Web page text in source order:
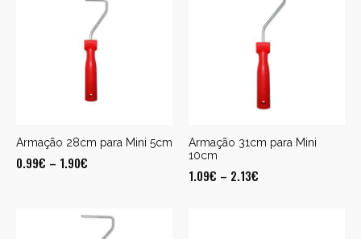
Armação 28cm para Mini 5cm
0.99€ – 1.90€
Armação 31cm para Mini
10cm
1.09€ – 2.13€